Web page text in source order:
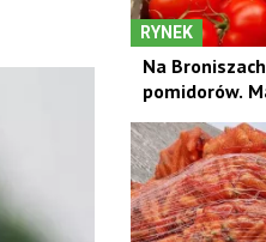
RYNEK
Na
pomidorów.